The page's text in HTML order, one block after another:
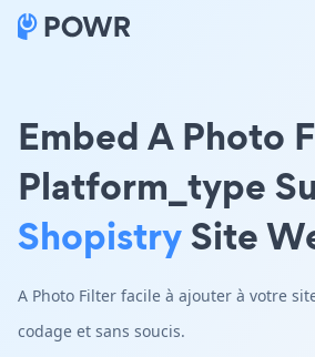
Embed A Photo
Platform_type
ShopistrySite
A Photo Filter facile à ajouter à votre
codage et sans soucis.